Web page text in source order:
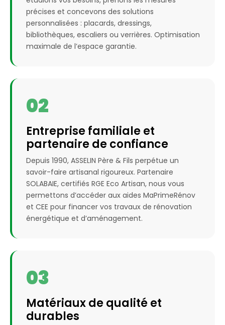
précises et concevons des solutions
personnalisées : placards, dressings,
bibliothèques, escaliers ou verrières. Optimisation
maximale de l’espace garantie.
02
Entreprise familiale et
partenaire de confiance
Depuis 1990, ASSELIN Père & Fils perpétue un
savoir-faire artisanal rigoureux. Partenaire
SOLABAIE, certifiés RGE Eco Artisan, nous vous
permettons d’accéder aux aides MaPrimeRénov
et CEE pour financer vos travaux de rénovation
énergétique et d’aménagement.
03
Matériaux de qualité et
durables